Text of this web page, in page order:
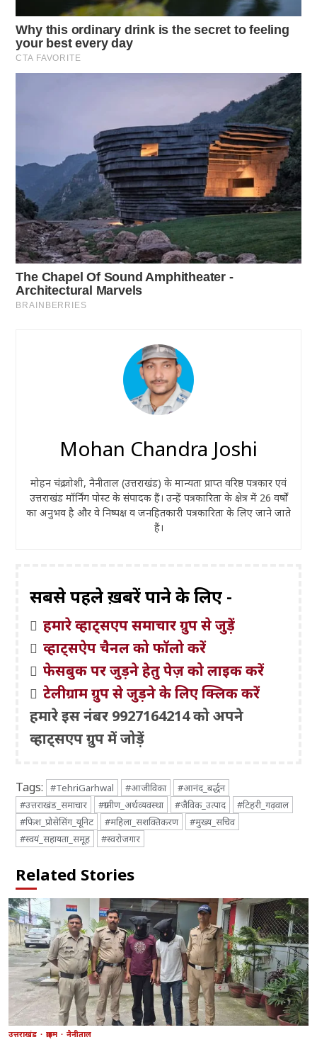
Mohan Chandra Joshi
मोहन चंद्र जोशी, नैनीताल (उत्तराखंड) के मान्यता प्राप्त वरिष्ठ पत्रकार एवं
उत्तराखंड मॉर्निंग पोस्ट के संपादक हैं। उन्हें पत्रकारिता के क्षेत्र में 26 वर्षों
का अनुभव है और वे निष्पक्ष व जनहितकारी पत्रकारिता के लिए जाने जाते
हैं।
सबसे पहले ख़बरें पाने के लिए -
हमारे व्हाट्सएप समाचार ग्रुप से जुड़ें
व्हाट्सऐप चैनल को फॉलो करें
फेसबुक पर जुड़ने हेतु पेज़ को लाइक करें
टेलीग्राम ग्रुप से जुड़ने के लिए क्लिक करें
हमारे इस नंबर 9927164214 को अपने
व्हाट्सएप ग्रुप में जोड़ें
Tags: #TehriGarhwal #आजीविका
#आनंद_बर्द्धन
#उत्तराखंड_समाचार
#ग्रामीण_अर्थव्यवस्था #जैविक_उत्पाद
#टिहरी_गढ़वाल
#फिश_प्रोसेसिंग_यूनिट
#महिला_सशक्तिकरण
#मुख्य_सचिव
#स्वयं_सहायता_समूह
#स्वरोजगार
Related Stories
उत्तराखंड क्राइम नैनीताल